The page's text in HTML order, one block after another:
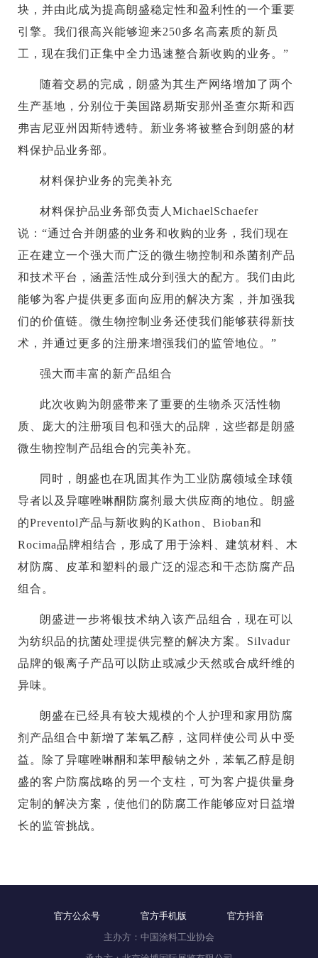
块，并由此成为提高朗盛稳定性和盈利性的一个重要
引擎。我们很高兴能够迎来250多名高素质的新员
工，现在我们正集中全力迅速整合新收购的业务。”
随着交易的完成，朗盛为其生产网络增加了两个
生产基地，分别位于美国路易斯安那州圣查尔斯和西
弗吉尼亚州因斯特透特。新业务将被整合到朗盛的材
料保护品业务部。
材料保护业务的完美补充
材料保护品业务部负责人MichaelSchaefer
说：“通过合并朗盛的业务和收购的业务，我们现在
正在建立一个强大而广泛的微生物控制和杀菌剂产品
和技术平台，涵盖活性成分到强大的配方。我们由此
能够为客户提供更多面向应用的解决方案，并加强我
们的价值链。微生物控制业务还使我们能够获得新技
术，并通过更多的注册来增强我们的监管地位。”
强大而丰富的新产品组合
此次收购为朗盛带来了重要的生物杀灭活性物
质、庞大的注册项目包和强大的品牌，这些都是朗盛
微生物控制产品组合的完美补充。
同时，朗盛也在巩固其作为工业防腐领域全球领
导者以及异噻唑啉酮防腐剂最大供应商的地位。朗盛
的Preventol产品与新收购的Kathon、Bioban和
Rocima品牌相结合，形成了用于涂料、建筑材料、木
材防腐、皮革和塑料的最广泛的湿态和干态防腐产品
组合。
朗盛进一步将银技术纳入该产品组合，现在可以
为纺织品的抗菌处理提供完整的解决方案。Silvadur
品牌的银离子产品可以防止或减少天然或合成纤维的
异味。
朗盛在已经具有较大规模的个人护理和家用防腐
剂产品组合中新增了苯氧乙醇，这同样使公司从中受
益。除了异噻唑啉酮和苯甲酸钠之外，苯氧乙醇是朗
盛的客户防腐战略的另一个支柱，可为客户提供量身
定制的解决方案，使他们的防腐工作能够应对日益增
长的监管挑战。
官方公众号 官方手机版
官方抖音
主办方：中国涂料工业协会